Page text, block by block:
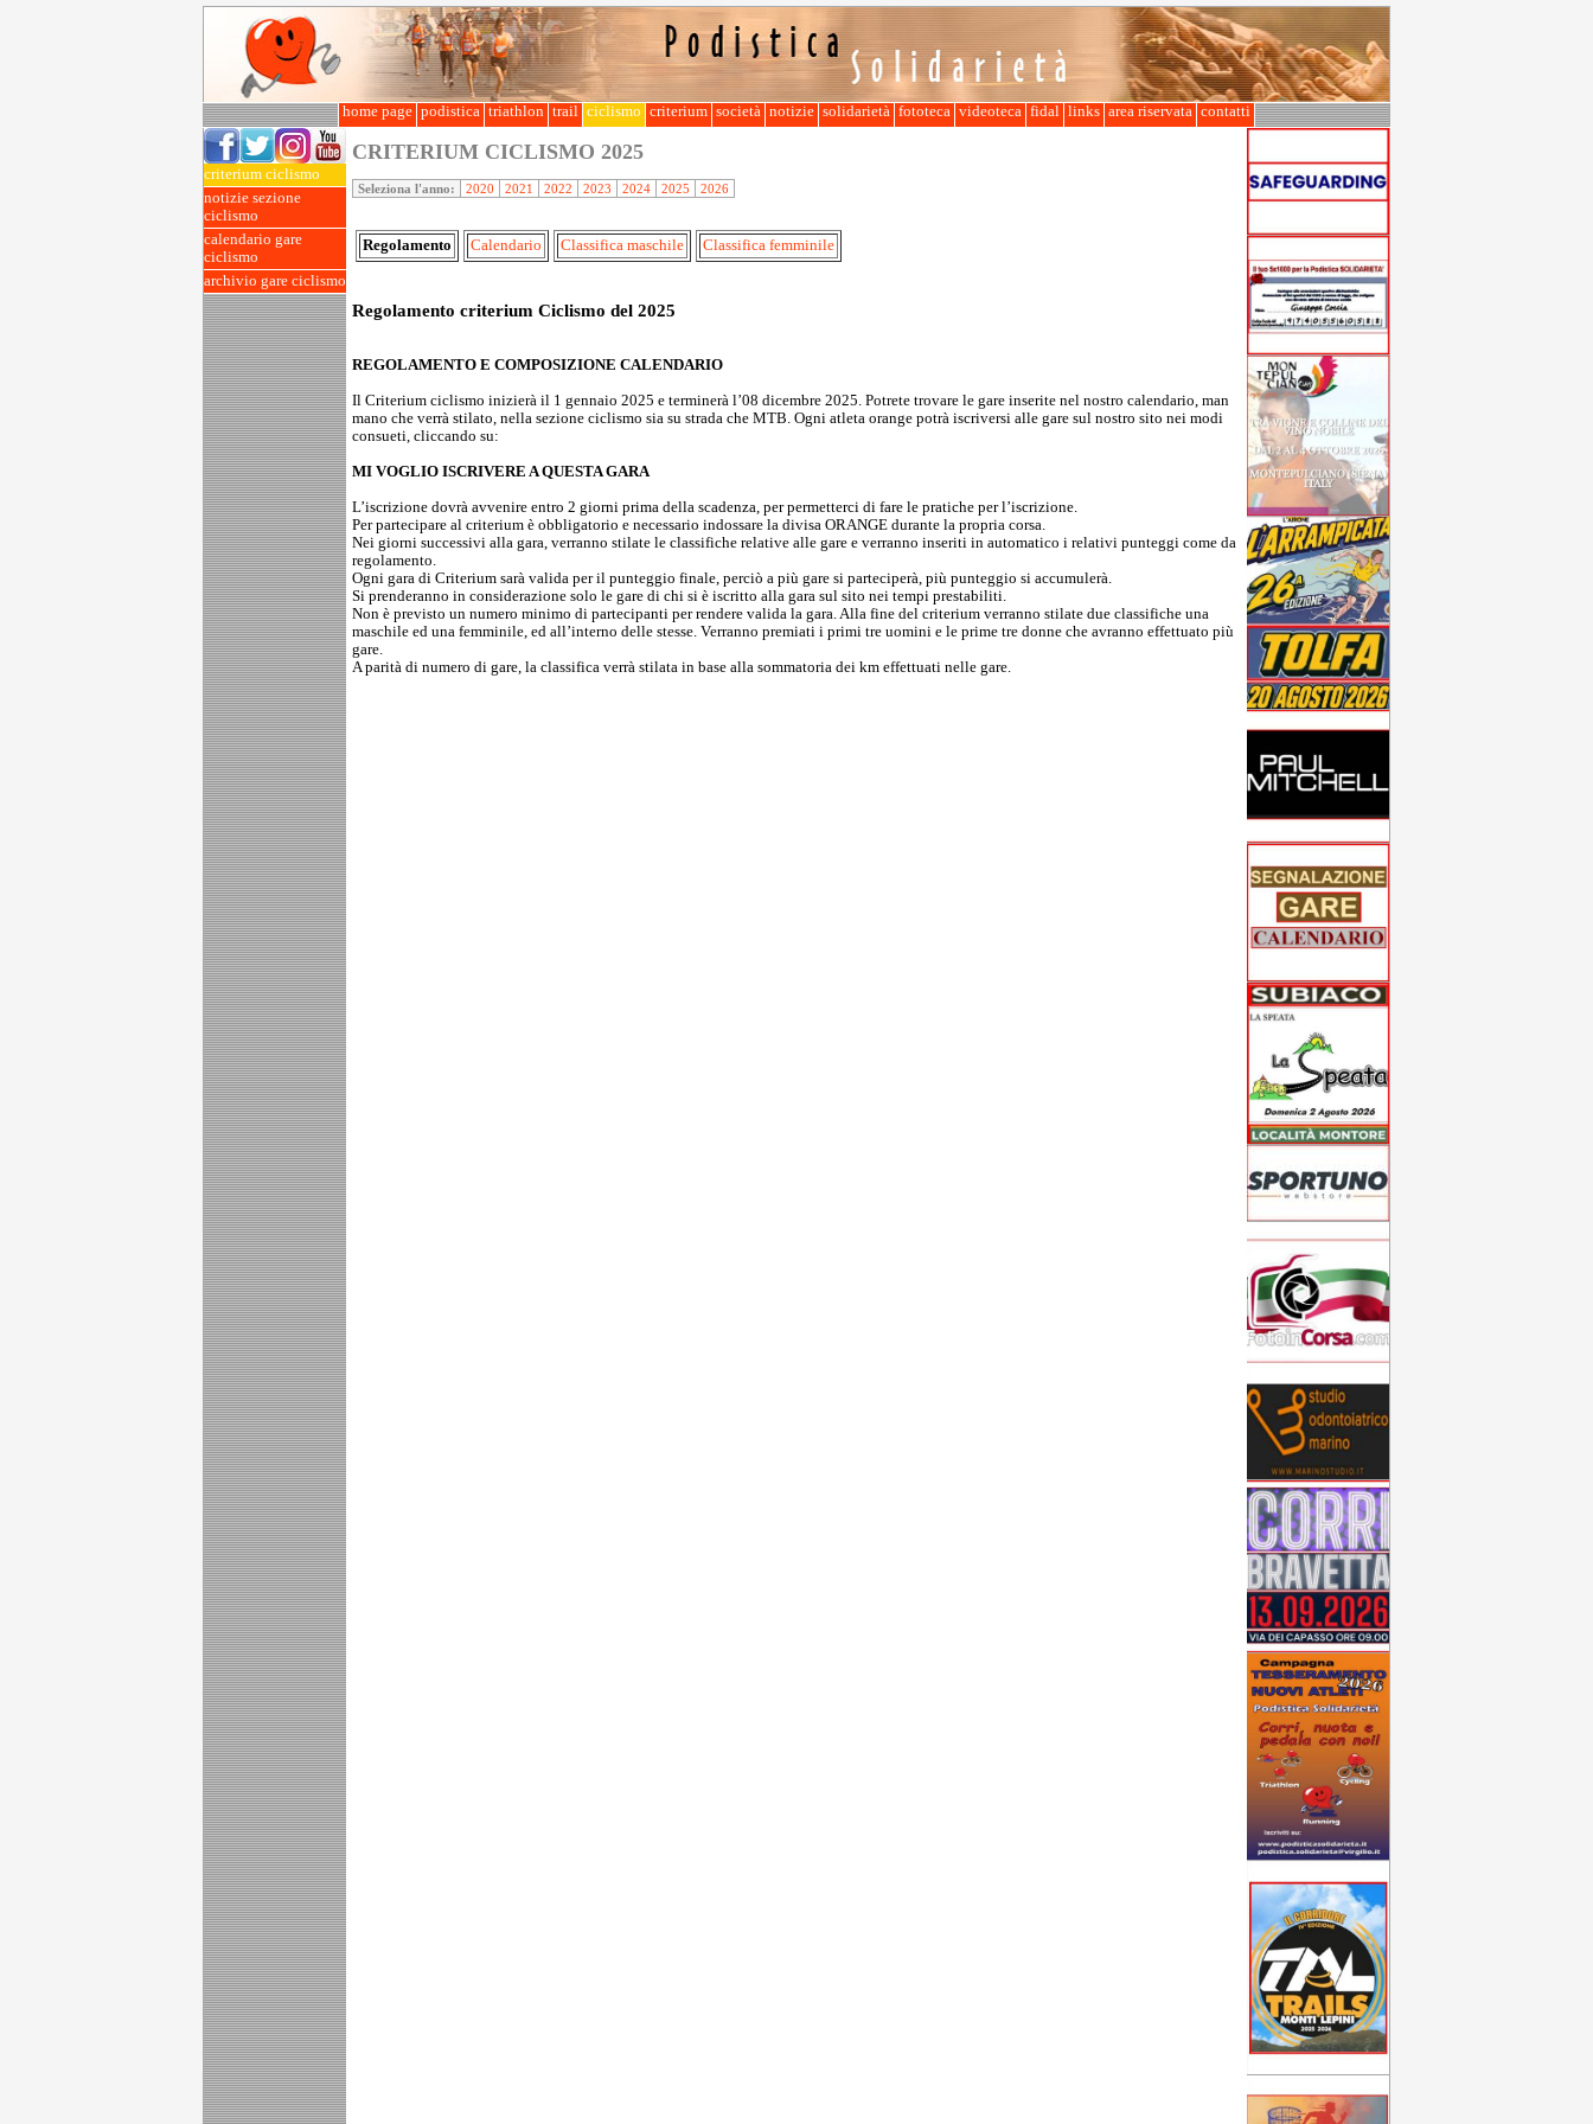
home page podistica triathlon trail ciclismo criterium società notizie solidarietà fototeca videoteca fidal links area riservata contatti
criterium ciclismo
notizie sezione
ciclismo
calendario gare
ciclismo
archivio gare ciclismo
CRITERIUM CICLISMO 2025
Seleziona l'anno: 2020 2021 2022 2023 2024 2025 2026
Regolamento Calendario Classifica maschile Classifica femminile
Regolamento criterium Ciclismo del 2025
REGOLAMENTO E COMPOSIZIONE CALENDARIO
Il Criterium ciclismo inizierà il 1 gennaio 2025 e terminerà l’08 dicembre 2025. Potrete trovare le gare inserite nel nostro calendario, man
mano che verrà stilato, nella sezione ciclismo sia su strada che MTB. Ogni atleta orange potrà iscriversi alle gare sul nostro sito nei modi
consueti, cliccando su:
MI VOGLIO ISCRIVERE A QUESTA GARA
L’iscrizione dovrà avvenire entro 2 giorni prima della scadenza, per permetterci di fare le pratiche per l’iscrizione.
Per partecipare al criterium è obbligatorio e necessario indossare la divisa ORANGE durante la propria corsa.
Nei giorni successivi alla gara, verranno stilate le classifiche relative alle gare e verranno inseriti in automatico i relativi punteggi come da
regolamento.
Ogni gara di Criterium sarà valida per il punteggio finale, perciò a più gare si parteciperà, più punteggio si accumulerà.
Si prenderanno in considerazione solo le gare di chi si è iscritto alla gara sul sito nei tempi prestabiliti.
Non è previsto un numero minimo di partecipanti per rendere valida la gara. Alla fine del criterium verranno stilate due classifiche una
maschile ed una femminile, ed all’interno delle stesse. Verranno premiati i primi tre uomini e le prime tre donne che avranno effettuato più
gare.
A parità di numero di gare, la classifica verrà stilata in base alla sommatoria dei km effettuati nelle gare.